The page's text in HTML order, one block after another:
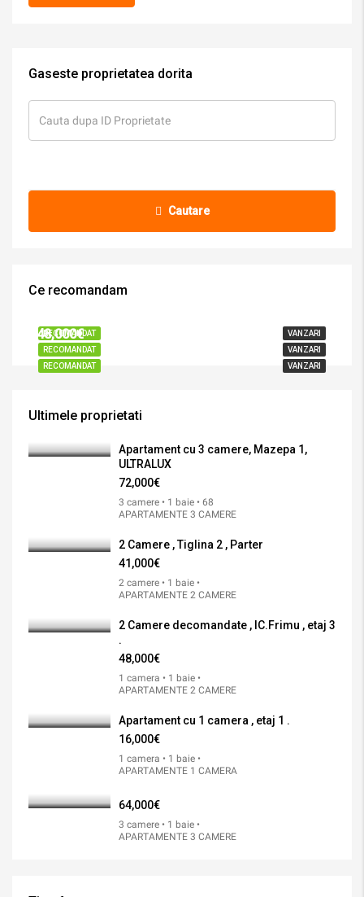
Gaseste proprietatea dorita
Cautare
Ce recomandam
RECOMANDAT VANZARI
RECOMANDAT VANZARI
RECOMANDAT VANZARI
48,000€
Ultimele proprietati
Apartament cu 3 camere, Mazepa 1,
ULTRALUX
72,000€
3 camere • 1 baie • 68
APARTAMENTE 3 CAMERE
2 Camere , Tiglina 2 , Parter
41,000€
2 camere • 1 baie •
APARTAMENTE 2 CAMERE
2 Camere decomandate , IC.Frimu , etaj 3
.
48,000€
1 camera • 1 baie •
APARTAMENTE 2 CAMERE
Apartament cu 1 camera , etaj 1 .
16,000€
1 camera • 1 baie •
APARTAMENTE 1 CAMERA
64,000€
3 camere • 1 baie •
APARTAMENTE 3 CAMERE